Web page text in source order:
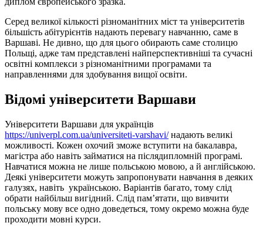
Серед великої кількості різноманітних міст та університетів
більшість абітурієнтів надають перевагу навчанню, саме в
Варшаві. Не дивно, що для цього обирають саме столицю
Польщі, адже там представлені найперспективніші та сучасні
освітні комплекси з різноманітними програмами та
направленнями для здобування вищої освіти.
Відомі університети Варшави
Університети Варшави для українців
https://univerpl.com.ua/universiteti-varshavi/надають великі
можливості. Кожен охочий зможе вступити на бакалавра,
магістра або навіть займатися на післядипломній програмі.
Навчатися можна не лише польською мовою, а й англійською.
Деякі університети можуть запропонувати навчання в деяких
галузях, навіть українською. Варіантів багато, тому слід
обрати найбільш вигідний. Слід пам’ятати, що вивчити
польську мову все одно доведеться, тому окремо можна буде
проходити мовні курси.